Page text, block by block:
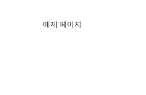
예제 페이지